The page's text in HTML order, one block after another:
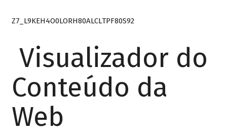
Z7_L9KEH4O0LORH80ALCLTPF80S92
Visualizador do
Conteúdo da
Web